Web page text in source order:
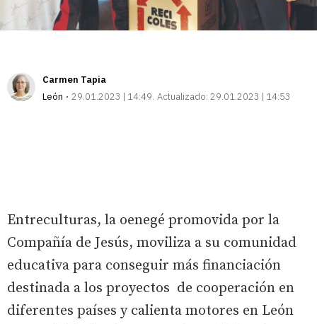
Carmen Tapia
León
29.01.2023 | 14:49 Actualizado: 29.01.2023 | 14:53
Entreculturas, la oenegé promovida por la
Compañía de Jesús, moviliza a su comunidad
educativa para conseguir más financiación
destinada a los proyectos de cooperación en
diferentes países y calienta motores en León